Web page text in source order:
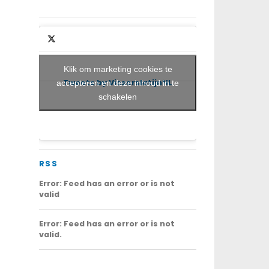
Tweets by VisserslatijnNL
Klik om marketing cookies te
accepteren en deze inhoud in te
schakelen
RSS
Error: Feed has an error or is not
valid
Error: Feed has an error or is not
valid.